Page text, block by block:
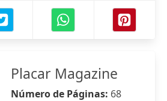
Placar Magazine
Número de Páginas: 68